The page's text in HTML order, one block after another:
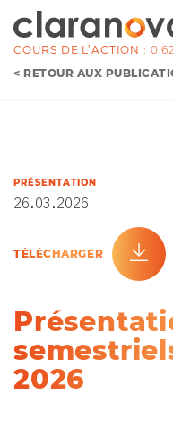
COURS DE L’ACTION :
< RETOUR AUX
PRÉSENTATION
26.03.2026
TÉLÉCHARGER
2026